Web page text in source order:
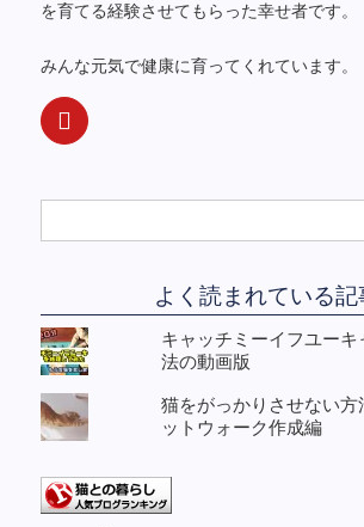
を育てる経験させてもらった幸せ者です。
みんな元気で健康に育ってくれています。
よく読まれている記
キャッチミーイフユー
法の動画版
猫をがっかりさせない
ットウォーク作成編